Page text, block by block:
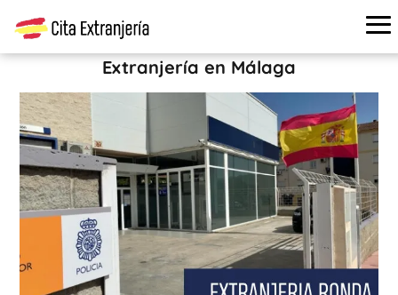
Cita extranjería › Oficinas de extranjería
Nacional Ronda
Extranjería en Málaga